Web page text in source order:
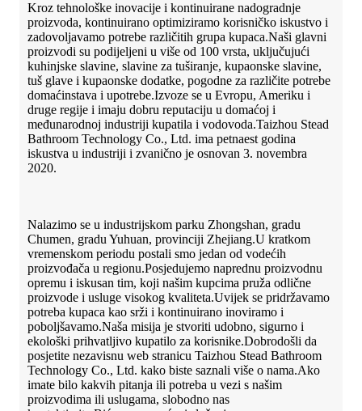
Kroz tehnološke inovacije i kontinuirane nadogradnje
proizvoda, kontinuirano optimiziramo korisničko iskustvo i
zadovoljavamo potrebe različitih grupa kupaca.Naši glavni
proizvodi su podijeljeni u više od 100 vrsta, uključujući
kuhinjske slavine, slavine za tuširanje, kupaonske slavine,
tuš glave i kupaonske dodatke, pogodne za različite potrebe
domaćinstava i upotrebe.Izvoze se u Evropu, Ameriku i
druge regije i imaju dobru reputaciju u domaćoj i
međunarodnoj industriji kupatila i vodovoda.Taizhou Stead
Bathroom Technology Co., Ltd. ima petnaest godina
iskustva u industriji i zvanično je osnovan 3. novembra
2020.
Nalazimo se u industrijskom parku Zhongshan, gradu
Chumen, gradu Yuhuan, provinciji Zhejiang.U kratkom
vremenskom periodu postali smo jedan od vodećih
proizvođača u regionu.Posjedujemo naprednu proizvodnu
opremu i iskusan tim, koji našim kupcima pruža odlične
proizvode i usluge visokog kvaliteta.Uvijek se pridržavamo
potreba kupaca kao srži i kontinuirano inoviramo i
poboljšavamo.Naša misija je stvoriti udobno, sigurno i
ekološki prihvatljivo kupatilo za korisnike.Dobrodošli da
posjetite nezavisnu web stranicu Taizhou Stead Bathroom
Technology Co., Ltd. kako biste saznali više o nama.Ako
imate bilo kakvih pitanja ili potreba u vezi s našim
proizvodima ili uslugama, slobodno nas